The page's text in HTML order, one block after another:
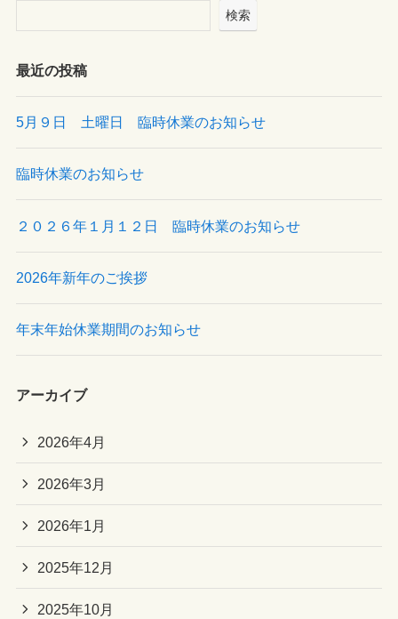
検索
最近の投稿
5月９日 土曜日 臨時休業のお知らせ
臨時休業のお知らせ
２０２６年１月１２日 臨時休業のお知らせ
2026年新年のご挨拶
年末年始休業期間のお知らせ
アーカイブ
2026年4月
2026年3月
2026年1月
2025年12月
2025年10月